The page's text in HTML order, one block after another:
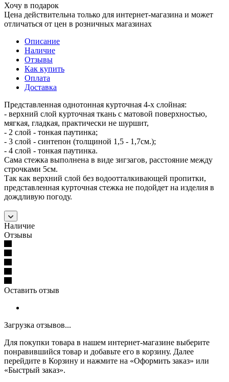
Хочу в подарок
Цена действительна только для интернет-магазина и может
отличаться от цен в розничных магазинах
Описание
Наличие
Отзывы
Как купить
Оплата
Доставка
Представленная однотонная курточная 4-х слойная:
- верхний слой курточная ткань с матовой поверхностью,
мягкая, гладкая, практически не шуршит,
- 2 слой - тонкая паутинка;
- 3 слой - синтепон (толщиной 1,5 - 1,7см.);
- 4 слой - тонкая паутинка.
Сама стежка выполнена в виде зигзагов, расстояние между
строчками 5см.
Так как верхний слой без водоотталкивающей пропитки,
представленная курточная стежка не подойдет на изделия в
дождливую погоду.
Наличие
Отзывы
Оставить отзыв
Загрузка отзывов...
Для покупки товара в нашем интернет-магазине выберите
понравившийся товар и добавьте его в корзину. Далее
перейдите в Корзину и нажмите на «Оформить заказ» или
«Быстрый заказ».